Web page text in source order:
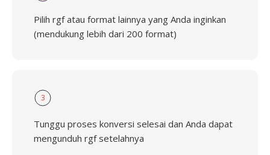
Pilih rgf atau format lainnya yang Anda inginkan
(mendukung lebih dari 200 format)
3
Tunggu proses konversi selesai dan Anda dapat
mengunduh rgf setelahnya